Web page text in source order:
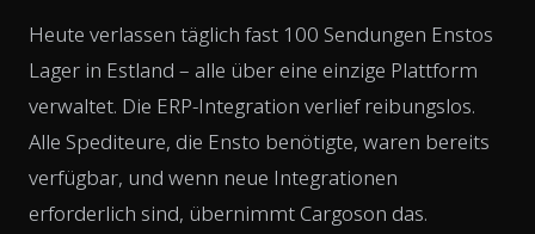
Heute verlassen täglich fast 100 Sendungen Enstos
Lager in Estland – alle über eine einzige Plattform
verwaltet. Die ERP-Integration verlief reibungslos.
Alle Spediteure, die Ensto benötigte, waren bereits
verfügbar, und wenn neue Integrationen
erforderlich sind, übernimmt Cargoson das.